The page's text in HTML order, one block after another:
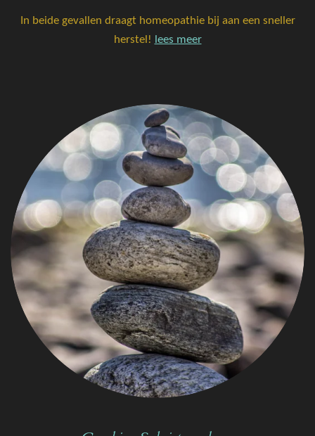
In beide gevallen draagt homeopathie bij aan een sneller
herstel!
lees meer